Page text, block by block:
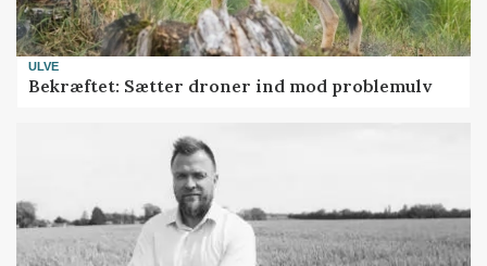
ULVE
Bekræftet: Sætter droner ind mod problemulv